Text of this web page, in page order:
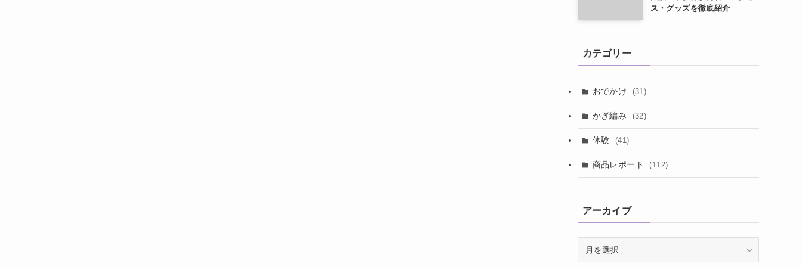
ス・グッズを徹底紹介
カテゴリー
おでかけ (31)
かぎ編み (32)
体験 (41)
商品レポート (112)
アーカイブ